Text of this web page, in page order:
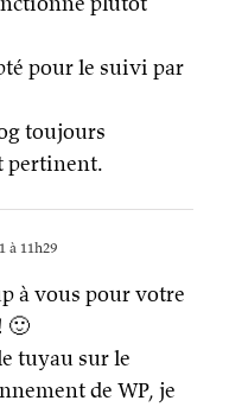
pour le suivi par
toujours
pertinent.
à 11h29
à vous pour votre
🙂
tuyau sur le
de WP, je